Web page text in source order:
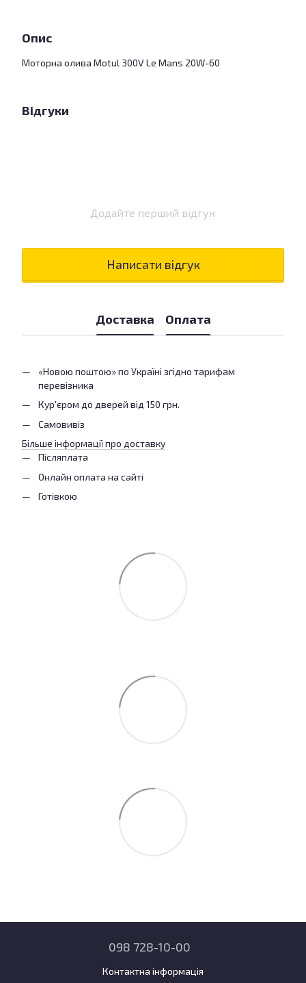
Опис
Моторна олива Motul 300V Le Mans 20W-60
Відгуки
Додайте перший відгук
Написати відгук
Доставка Оплата
«Новою поштою» по Україні згідно тарифам
перевізника
Кур'єром до дверей від 150 грн.
Самовивіз
Більше інформації про доставку
Післяплата
Онлайн оплата на сайті
Готівкою
098 728-10-00
Контактна інформація